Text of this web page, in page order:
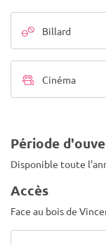
Billard
Cinéma
Période
Disponible toute
Accès
Face au bois de